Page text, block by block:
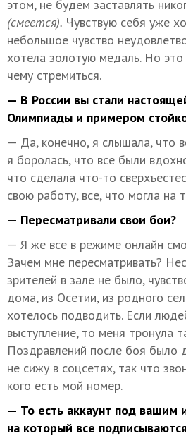
этом, не будем заставлять
(смеется). Чувствую себя уже
небольшое чувство
хотела золотую медаль. Но это
чему стремиться.
— В России вы стали
Олимпиады и примером
— Да, конечно, я слышала, что
я боролась, что все были
что сделала что-то
свою работу, все, что могла на
— Пересматривали свои бои?
— Я же все в режиме онлайн
Зачем мне пересматривать?
зрителей в зале не было,
дома, из Осетии, из родного
хотелось подводить. Если
выступление, то меня тронула
Поздравлений после боя было
не сижу в соцсетях, так что
кого есть мой номер.
— То есть аккаунт под вашим
на который все